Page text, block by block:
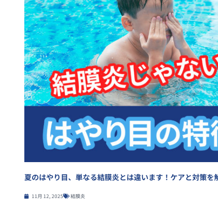
夏のはやり目、単なる結膜炎とは違います！ケアと対策を
11月 12, 2025 結膜炎